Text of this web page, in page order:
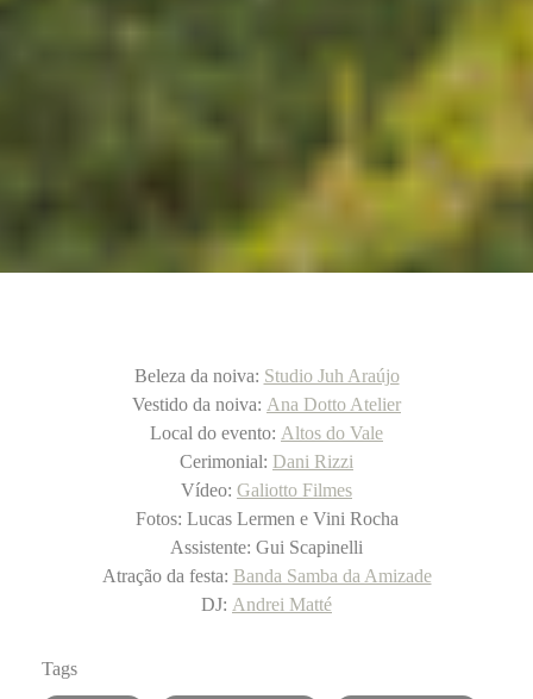
Beleza da noiva: Studio Juh Araújo
Vestido da noiva: Ana Dotto Atelier
Local do evento: Altos do Vale
Cerimonial: Dani Rizzi
Vídeo: Galiotto Filmes
Fotos: Lucas Lermen e Vini Rocha
Assistente: Gui Scapinelli
Atração da festa: Banda Samba da Amizade
DJ: Andrei Matté
Tags